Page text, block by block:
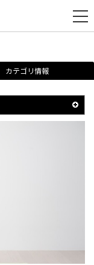
新
カテゴリ情報